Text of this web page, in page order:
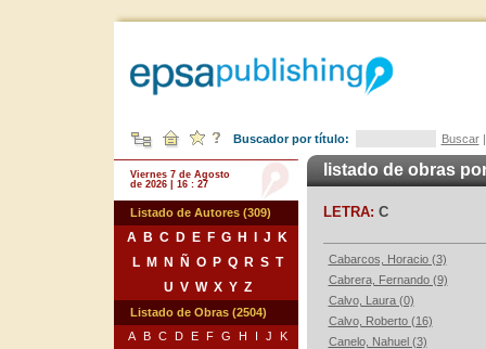
Buscador por título: Buscar
Viernes 7 de Agosto
de 2026 | 16 : 27
Listado de Autores (309)
A B C D E F G H J
K
L
M N Ñ O P Q R S T
U V W X Y Z
Listado de Obras (2504)
A
B C D E F G H I J
K
listado de obras
LETRA: C
Cabarcos, Horacio (3)
Cabrera, Fernando (9)
Calvo, Laura (0)
Calvo, Roberto (16)
Canelo, Nahuel (3)